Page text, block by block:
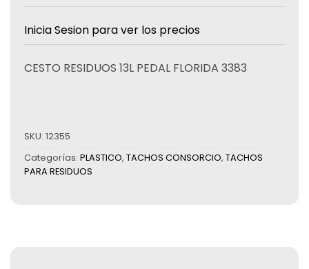
Inicia Sesion para ver los precios
CESTO RESIDUOS 13L PEDAL FLORIDA 3383
SKU: 12355
Categorías: PLASTICO, TACHOS CONSORCIO, TACHOS
PARA RESIDUOS